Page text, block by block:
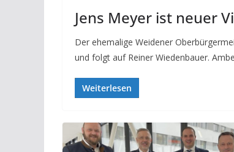
Jens Meyer ist neuer
Der ehemalige Weidener
und folgt auf Reiner Wiedenbauer.
Weiterlesen